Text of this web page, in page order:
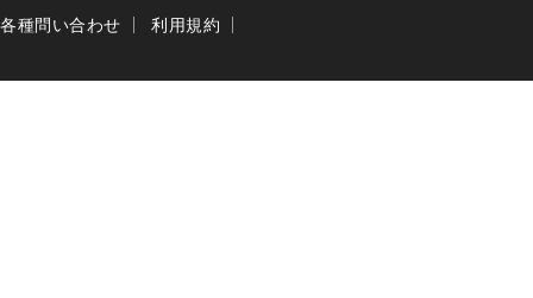
各種問い合わせ
利用規約